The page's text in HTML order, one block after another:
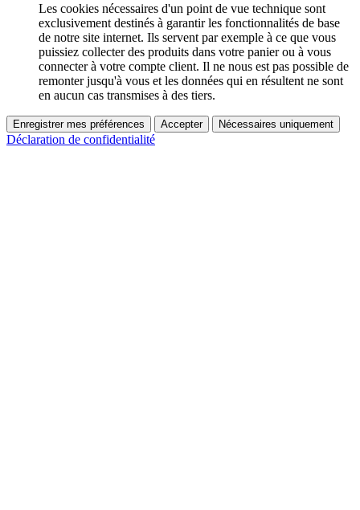
Les cookies nécessaires d'un point de vue technique sont
exclusivement destinés à garantir les fonctionnalités de base
de notre site internet. Ils servent par exemple à ce que vous
puissiez collecter des produits dans votre panier ou à vous
connecter à votre compte client. Il ne nous est pas possible de
remonter jusqu'à vous et les données qui en résultent ne sont
en aucun cas transmises à des tiers.
Enregistrer mes préférences Accepter Nécessaires uniquement
Déclaration de confidentialité